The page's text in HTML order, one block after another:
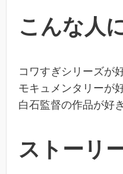
こんな人
コワすぎシリーズが
モキュメンタリーが
白石監督の作品が好
ストーリ